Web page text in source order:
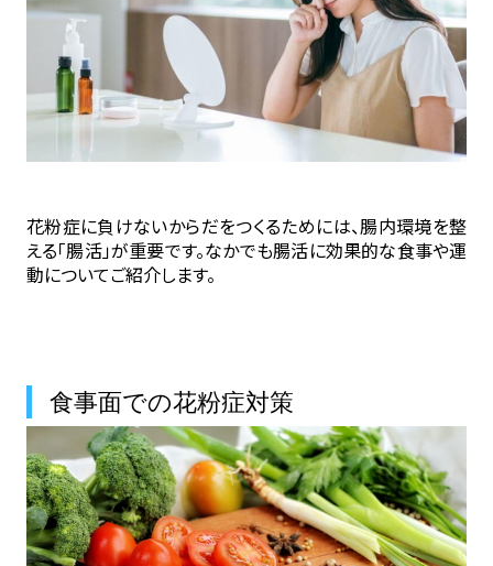
花粉症に負けないからだをつくるためには、腸内環境を整
える「腸活」が重要です。なかでも腸活に効果的な食事や運
動についてご紹介します。
食事面での花粉症対策